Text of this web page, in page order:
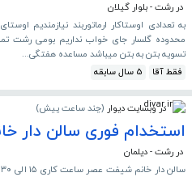
در رشت - بلوار گیلان
تسویه بتن به بتن میباشد مساعده هفتگی...
فقط آقا
5 سال سابقه
در وبسایت دیوار (چند ساعت پیش)
استخدام فوری سالن دار
در رشت - دیلمان